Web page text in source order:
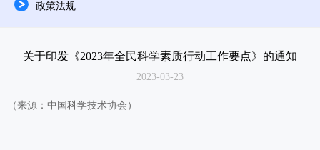
测评服务
政策法规
关于印发《2023年全民科学素质行动工作要点》的通知
2023-03-23
（来源：中国科学技术协会）